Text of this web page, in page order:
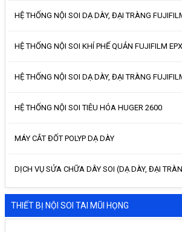
HỆ THỐNG NỘI SOI DẠ DÀY, ĐẠI TRÀNG
HỆ THỐNG NỘI SOI KHÍ PHẾ QUẢN FUJIFILM
HỆ THỐNG NỘI SOI DẠ DÀY, ĐẠI TRÀNG
HỆ THỐNG NỘI SOI TIÊU HÓA HUGER 2600
MÁY CẮT ĐỐT POLYP DẠ DÀY
DỊCH VỤ SỬA CHỮA DÂY SOI (DẠ DÀY, ĐẠI
THIẾT BỊ NỘI SOI TAI MŨI HỌNG